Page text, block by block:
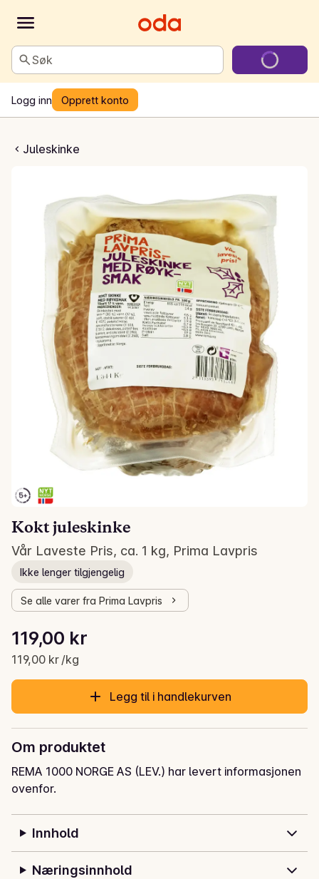
Søk
Logg inn Opprett konto
Juleskinke
juleskinke
Kokt juleskinke
Vår Laveste Pris, ca. 1 kg, Prima Lavpris
Ikke lenger tilgjengelig
Se alle varer fra Prima Lavpris
Gjeldende pris er: 119,00 kr
119,00 kr
119,00 kr /kg
Stykkpris: 119,00 kr /kg
Legg til i handlekurven
Om produktet
REMA 1000 NORGE AS (LEV.) har levert informasjonen
ovenfor.
Innhold
Næringsinnhold